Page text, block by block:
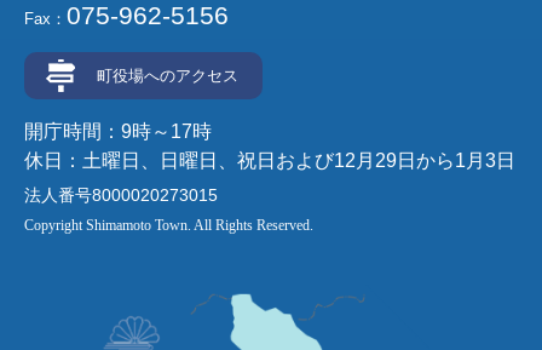
Fax： 075-962-5156
町役場へのアクセス
開庁時間：9時～17時
休日：土曜日、日曜日、祝日および12月29日から1月3日
法人番号8000020273015
Copyright Shimamoto Town. All Rights Reserved.